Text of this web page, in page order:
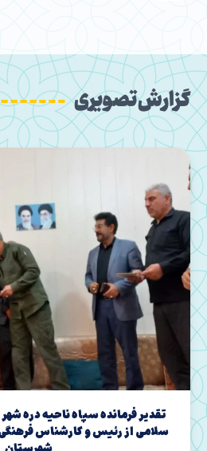
گزارش تصویری
برگزاری مراسم تودیع و معارفه
حراست اداره کل تبلیغات